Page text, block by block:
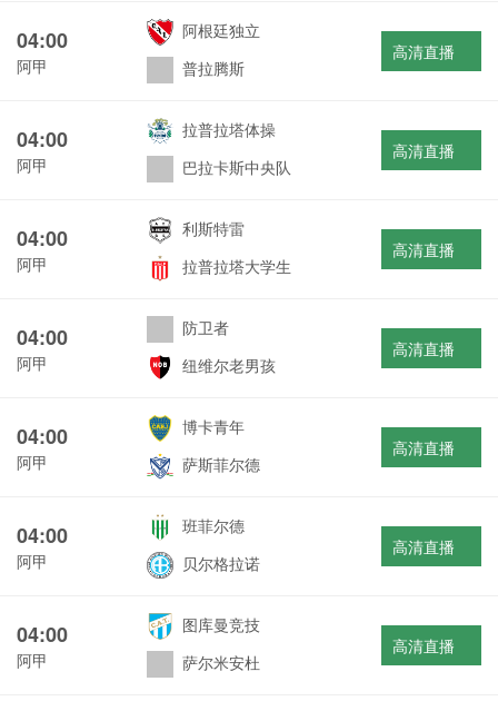
04:00
阿甲
阿根廷独立
普拉腾斯
高清直播
04:00
阿甲
拉普拉塔体操
巴拉卡斯中央队
高清直播
04:00
阿甲
利斯特雷
拉普拉塔大学生
高清直播
04:00
阿甲
防卫者
纽维尔老男孩
高清直播
04:00
阿甲
博卡青年
萨斯菲尔德
高清直播
04:00
阿甲
班菲尔德
贝尔格拉诺
高清直播
04:00
阿甲
图库曼竞技
萨尔米安杜
高清直播